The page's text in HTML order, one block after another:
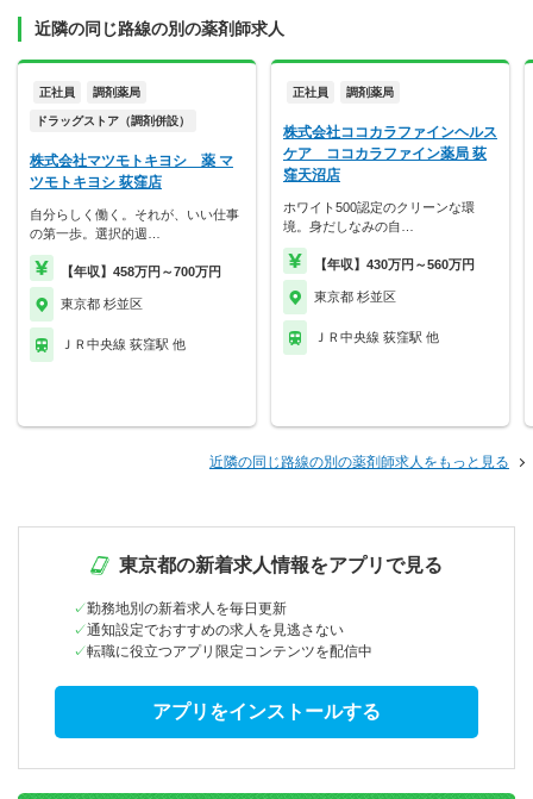
近隣の同じ路線の別の薬剤師求人
正社員 調剤薬局
ドラッグストア（調剤併設）
株式会社マツモトキヨシ 薬 マ
ツモトキヨシ 荻窪店
自分らしく働く。それが、いい仕事
の第一歩。選択的週…
【年収】458万円～700万円
東京都 杉並区
ＪＲ中央線 荻窪駅 他
正社員 調剤薬局
株式会社ココカラファインヘルス
ケア ココカラファイン薬局 荻
窪天沼店
ホワイト500認定のクリーンな環
境。身だしなみの自…
【年収】430万円～560万円
東京都 杉並区
ＪＲ中央線 荻窪駅 他
近隣の同じ路線の別の薬剤師求人をもっと見る
東京都の新着求人情報をアプリで見る
勤務地別の新着求人を毎日更新
通知設定でおすすめの求人を見逃さない
転職に役立つアプリ限定コンテンツを配信中
アプリをインストールする